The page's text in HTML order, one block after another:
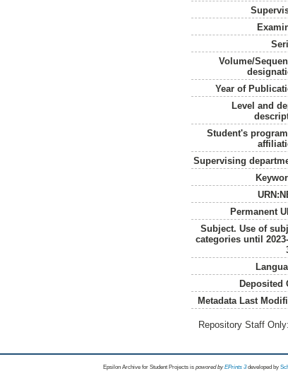
Volume/
Year of
Level and
Student's
Supervising
Permanent
Subject. Use of
categories until
Deposited
Metadata Last
Repository Staff
Epsilon Archive for Student Projects is powored byEPrints 3 developed by